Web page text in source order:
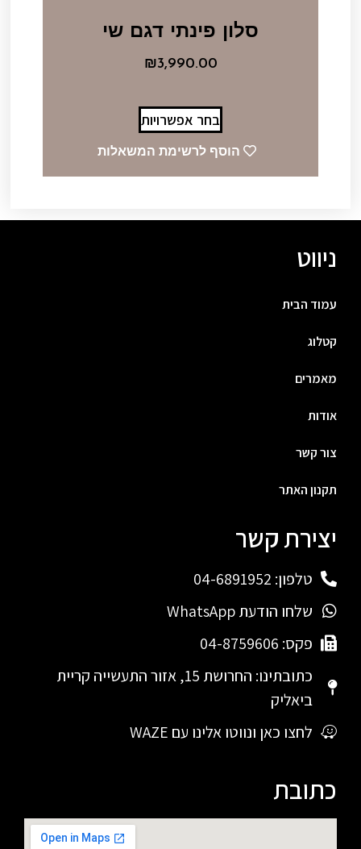
סלון פינתי דגם שי
₪3,990.00
בחר אפשרויות
הוסף לרשימת המשאלות
ניווט
עמוד הבית
קטלוג
מאמרים
אודות
צור קשר
תקנון האתר
יצירת קשר
טלפון: 04-6891952
שלחו הודעת WhatsApp
פקס: 04-8759606
כתובתינו: החרושת 15, אזור התעשייה קריית
ביאליק
לחצו כאן ונווטו אלינו עם WAZE
כתובת